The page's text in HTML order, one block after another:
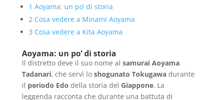
1 Aoyama: un po’ di storia
2Cosa vedere a Minami Aoyama
3 Cosa vedere a Kita Aoyama
Aoyama: un po’ di storia
Il distretto deve il suo nome al samurai Aoyama
Tadanari, che servì lo shogunato Tokugawadurante
il periodo Edo della storia del Giappone. La
leggenda racconta che durante una battuta di